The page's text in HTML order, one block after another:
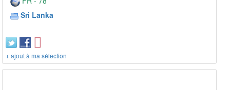
Sri Lanka
+ ajout à ma sélection